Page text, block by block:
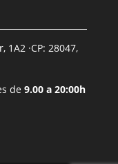
·CP: 28047,
de 9.00 a 20:00h